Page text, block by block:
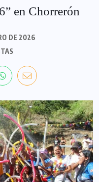
en Chorrerón
DE 2026